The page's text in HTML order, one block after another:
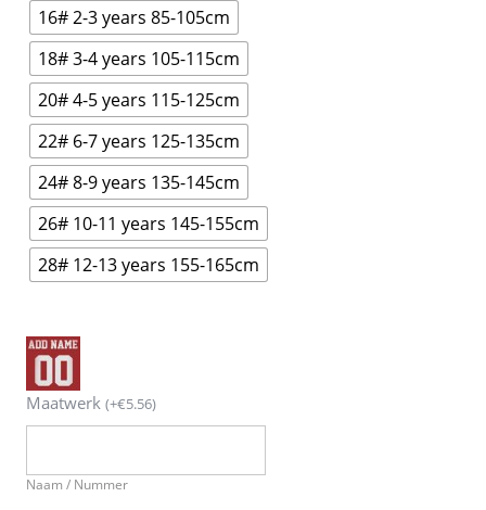
16# 2-3 years 85-105cm
18# 3-4 years 105-115cm
20# 4-5 years 115-125cm
22# 6-7 years 125-135cm
24# 8-9 years 135-145cm
26# 10-11 years 145-155cm
28# 12-13 years 155-165cm
Maatwerk (+€5.56)
Naam / Nummer